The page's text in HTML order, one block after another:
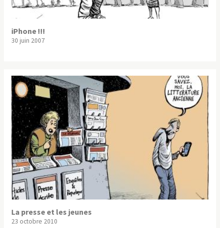
iPhone !!!
30 juin 2007
La presse et les jeunes
23 octobre 2010